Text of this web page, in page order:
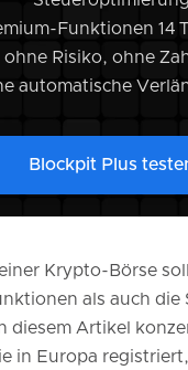
beste Börse für dich
Börsen an das
Funktionen 14
Risiko, ohne
automatische
Blockpit Plus
Krypto-Börse
als auch die
diesem Artikel
in Europa